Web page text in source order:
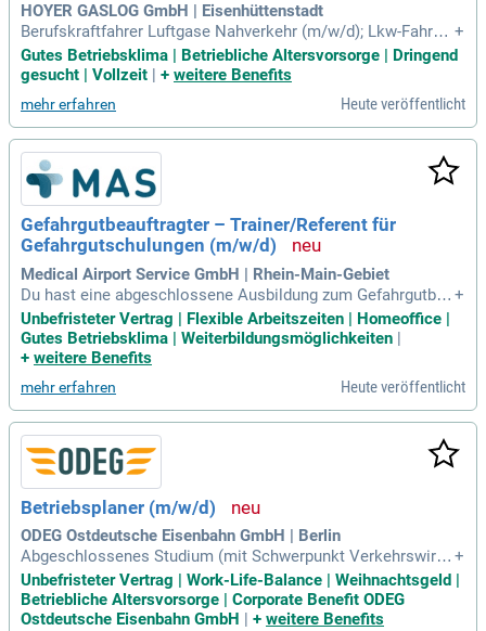
HOYER GASLOG GmbH | Eisenhüttenstadt
Berufskraftfahrer Luftgase Nahverkehr (m/w/d); Lkw-Fahrer-
gesucht.com: Für die HOYER GASLOG GmbH suchen wir am
Standort Eisenhüttenstadt einen Berufskraftfahrer für den N
el bringt.
+
Gutes Betriebsklima | Betriebliche Altersvorsorge | Dringend
gesucht | Vollzeit
+ weitere Benefits
mehr erfahren Heute veröffentlicht
Gefahrgutbeauftragter – Trainer/Referent für
Gefahrgutschulungen (m/w/d)
Medical Airport Service GmbH | Rhein-Main-Gebiet
Du hast eine abgeschlossene Ausbildung zum Gefahrgutbea
uftragten (m/w/d) im Straßen-, Eisenbahn- und Seeverkehr;
Du bringst einen reichhaltigen Erfahrungsschatz für die Befö
rderung von gefährlichen Gütern im Luftverkehr mit; Idealer
+
Unbefristeter Vertrag | Flexible Arbeitszeiten | Homeoffice |
Gutes Betriebsklima | Weiterbildungsmöglichkeiten |
+ weitere Benefits
mehr erfahren Heute veröffentlicht
Betriebsplaner (m/w/d)
ODEG Ostdeutsche Eisenbahn GmbH | Berlin
Abgeschlossenes Studium (mit Schwerpunkt Verkehrswirts
chaft, Planung und Betrieb im Verkehrswesen, Logistik, Verk
ehr, oder vergleichbare Fachrichtung); wünschenswert ist Be
rufserfahrung im Planungs- oder Dispositionsbereich (Bus,
+
Unbefristeter Vertrag | Work-Life-Balance | Weihnachtsgeld |
Betriebliche Altersvorsorge | Corporate Benefit ODEG
Ostdeutsche Eisenbahn GmbH | + weitere Benefits